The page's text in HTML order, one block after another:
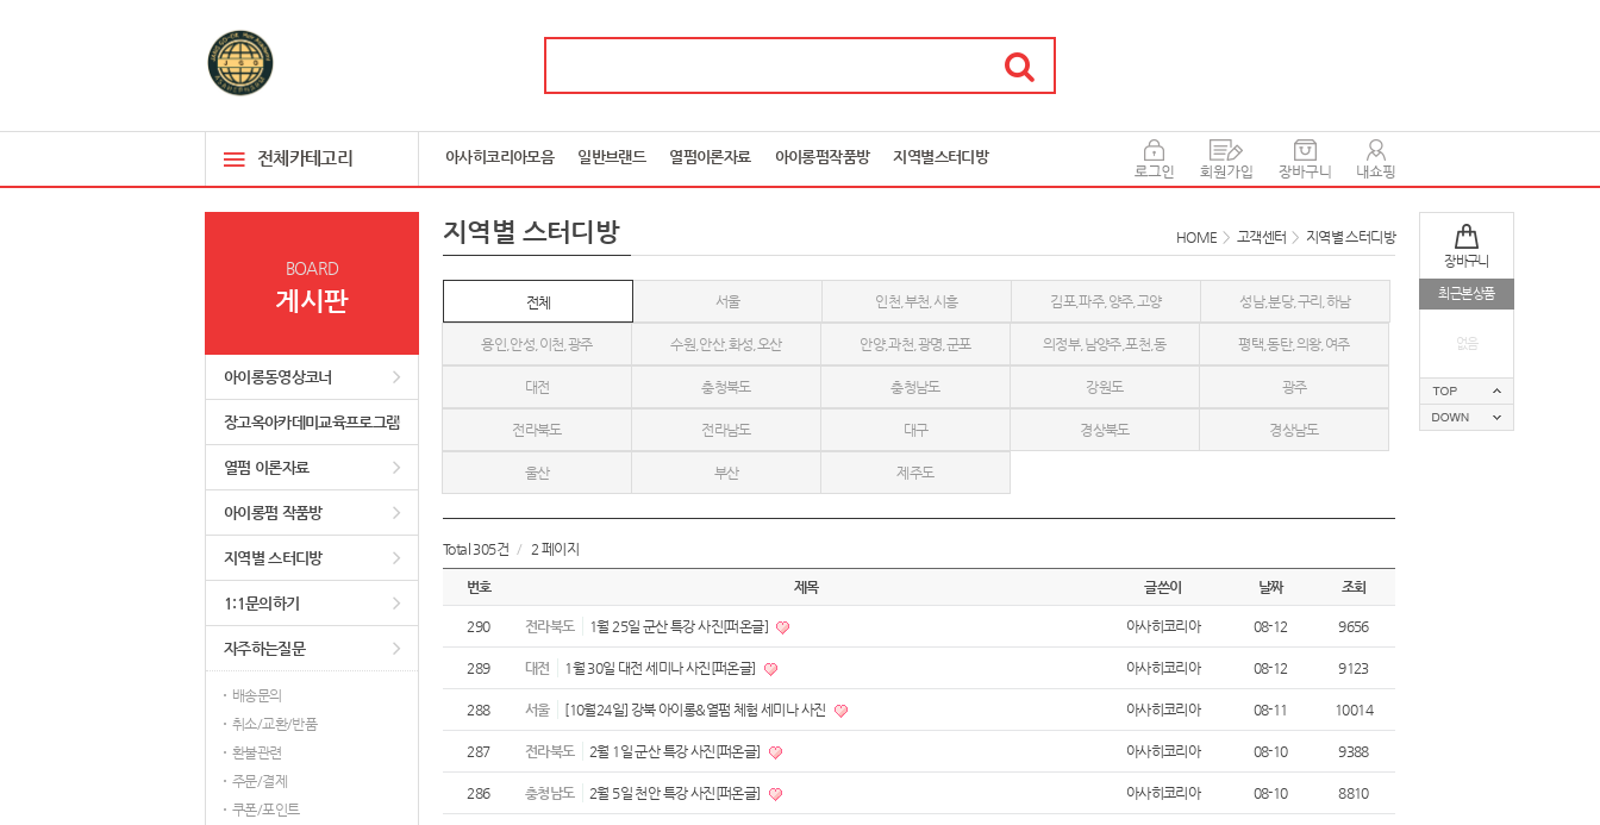
전체카테고리 아사히코리아모음 일반브랜드 열펌이론자료 아이롱펌작품방 지역별스터디방
장바구니
최근본상품
없음
BOARD
게시판
아이롱동영상코너
장고옥아카데미교육프로그램
열펌 이론자료
아이롱펌 작품방
지역별 스터디방
1:1문의하기
자주하는질문
배송문의
취소/교환/반품
환불관련
주문/결제
쿠폰/포인트
지역별 스터디방 HOME > 고객센터 > 지역별 스터디방
전체 서울 인천,부천,시흥 김포,파주,양주,고양 성남,분당,구리,하남
용인,안성,이천,광주 수원,안산,화성,오산 안양,과천,광명,군포 의정부,남양주,포천,동
두천
평택,동탄,의왕,여주
대전 충청북도 충청남도 강원도 광주
전라북도 전라남도 대구 경상북도 경상남도
울산 부산 제주도
Total 305건 / 2 페이지
번호 제목 글쓴이 날짜 조회
290 전라북도 1월 25일 군산 특강 사진[퍼온글] 아사히코리아 08-12 9656
289 대전 1월 30일 대전 세미나 사진[퍼온글] 아사히코리아 08-12 9123
288 서울 [10월24일] 강북 아이롱&열펌 체험 세미나 사진 아사히코리아 08-11 10014
287 전라북도 2월 1일 군산 특강 사진[퍼온글] 아사히코리아 08-10 9388
286 충청남도 2월 5일 천안 특강 사진[퍼온글] 아사히코리아 08-10 8810